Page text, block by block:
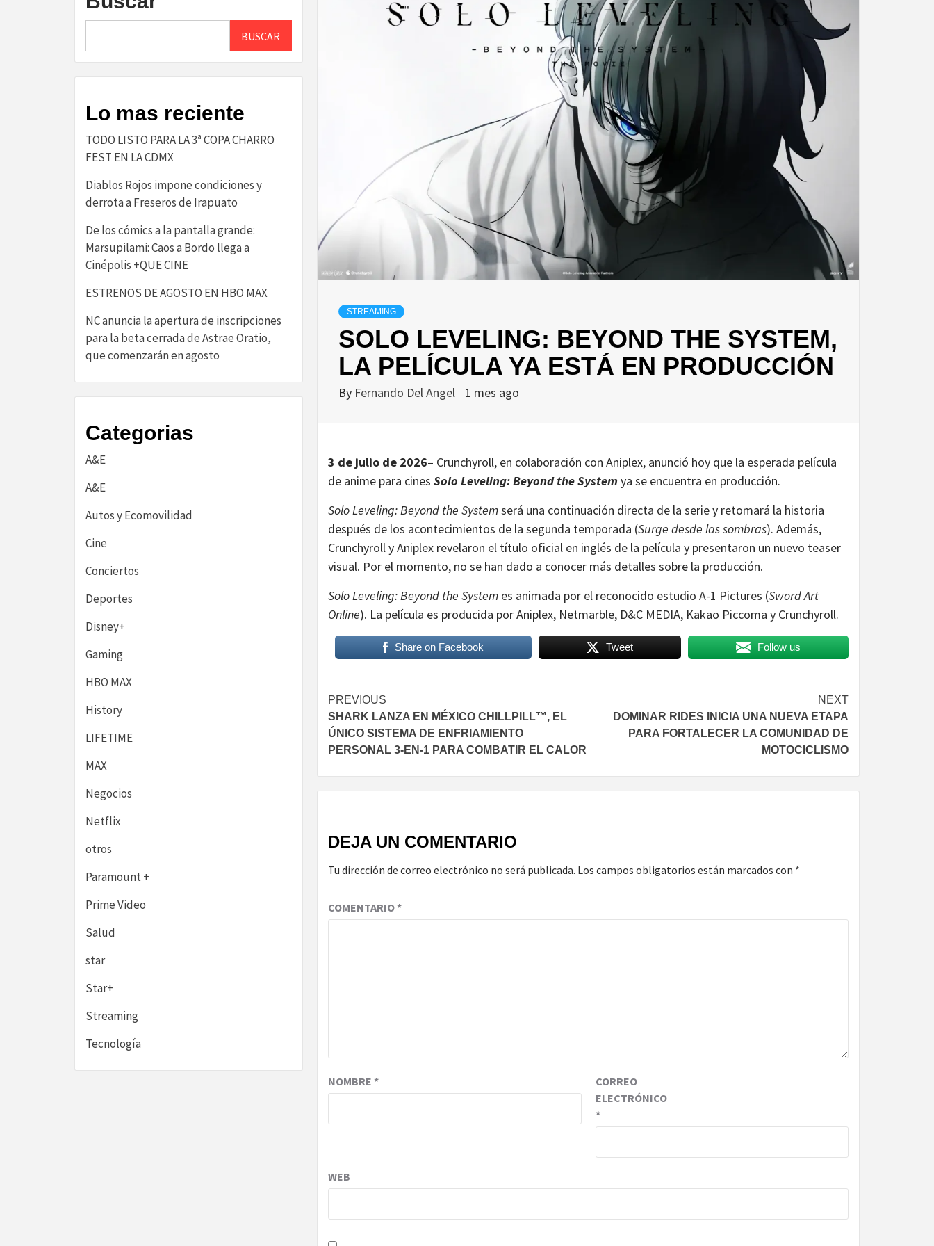
STREAMING
SOLO LEVELING: BEYOND THE SYSTEM,
LA PELÍCULA YA ESTÁ EN PRODUCCIÓN
By Fernando Del Angel 1 mes ago
3 de julio de 2026– Crunchyroll, en colaboración con Aniplex, anunció hoy que la esperada película
de anime para cines Solo Leveling: Beyond the System ya se encuentra en producción.
Solo Leveling: Beyond the Systemserá una continuación directa de la serie y retomará la historia
después de los acontecimientos de la segunda temporada (Surge desde las sombras). Además,
Crunchyroll y Aniplex revelaron el título oficial en inglés de la película y presentaron un nuevo teaser
visual. Por el momento, no se han dado a conocer más detalles sobre la producción.
Solo Leveling: Beyond the System es animada por el reconocido estudio A-1 Pictures (Sword Art
Online). La película es producida por Aniplex, Netmarble, D&C MEDIA, Kakao Piccoma y Crunchyroll.
Share on Facebook Tweet Follow us
Post
navigation
PREVIOUS
SHARK LANZA EN MÉXICO CHILLPILL™, EL
ÚNICO SISTEMA DE ENFRIAMIENTO
PERSONAL 3-EN-1 PARA COMBATIR EL CALOR
NEXT
DOMINAR RIDES INICIA UNA NUEVA ETAPA
PARA FORTALECER LA COMUNIDAD DE
MOTOCICLISMO
DEJA UN COMENTARIO
Tu dirección de correo electrónico no será publicada. Los campos obligatorios están marcados con *
COMENTARIO*
NOMBRE *
CORREO
ELECTRÓNICO
*
WEB
BUSCAR
Lo mas reciente
TODO LISTO PARA LA 3ª COPA CHARRO
FEST EN LA CDMX
Diablos Rojos impone condiciones y
derrota a Freseros de Irapuato
De los cómics a la pantalla grande:
Marsupilami: Caos a Bordo llega a
Cinépolis +QUE CINE
ESTRENOS DE AGOSTO EN HBO MAX
NC anuncia la apertura de inscripciones
para la beta cerrada de Astrae Oratio,
que comenzarán en agosto
Categorias
A&E
A&E
Autos y Ecomovilidad
Cine
Conciertos
Deportes
Disney+
Gaming
HBO MAX
History
LIFETIME
MAX
Negocios
Netflix
otros
Paramount +
Prime Video
Salud
star
Star+
Streaming
Tecnología